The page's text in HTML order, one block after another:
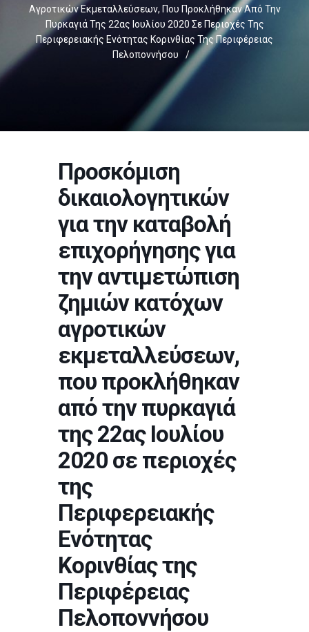
Αγροτικών Εκμεταλλεύσεων, Που Προκλήθηκαν Από Την
Πυρκαγιά Της 22ας Ιουλίου 2020 Σε Περιοχές Της
Περιφερειακής Ενότητας Κορινθίας Της Περιφέρειας
Πελοποννήσου
/
Προσκόμιση
δικαιολογητικών
για την καταβολή
επιχορήγησης για
την αντιμετώπιση
ζημιών κατόχων
αγροτικών
εκμεταλλεύσεων,
που προκλήθηκαν
από την πυρκαγιά
της 22ας Ιουλίου
2020 σε περιοχές
της
Περιφερειακής
Ενότητας
Κορινθίας της
Περιφέρειας
Πελοποννήσου